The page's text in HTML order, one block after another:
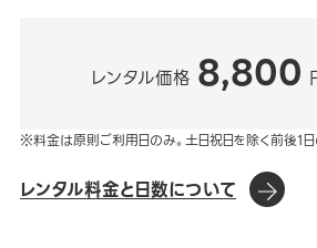
レンタル価格 8,800
※料金は原則ご利用日のみ。土日祝日を除く前後1日
レンタル料金と日数について